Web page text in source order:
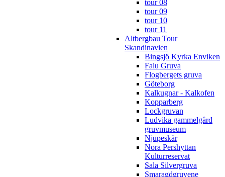
tour 08
tour 09
tour 10
tour 11
Altbergbau Tour
Skandinavien
Bingsjö Kyrka Enviken
Falu Gruva
Flogbergets gruva
Göteborg
Kalkugnar - Kalkofen
Kopparberg
Lockgruvan
Ludvika gammelgård
gruvmuseum
Njupeskär
Nora Pershyttan
Kulturreservat
Sala Silvergruva
Smaragdgruvene